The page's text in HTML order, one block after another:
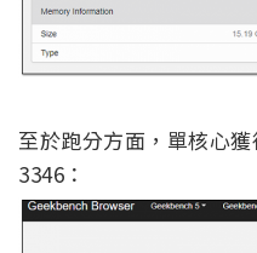
至於跑分方面，單核心
3346：